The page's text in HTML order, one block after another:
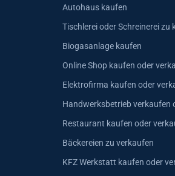
Autohaus kaufen
Tischlerei oder Schreinerei zu
Biogasanlage kaufen
Online Shop kaufen oder
Elektrofirma kaufen oder
Handwerksbetrieb verkaufen
Restaurant kaufen oder
Bäckereien zu verkaufen
KFZ Werkstatt kaufen oder